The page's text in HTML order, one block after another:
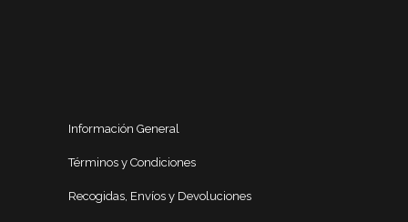
Información General
Términos y Condiciones
Recogidas, Envíos y Devoluciones